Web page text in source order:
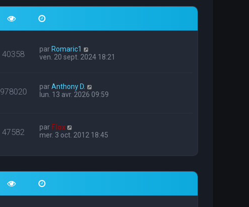
40358 par Romaric1
ven. 20 sept. 2024 18:21
978020 parAnthony D.
lun. 13 avr. 2026 09:59
47582 par Flox
mer. 3 oct. 2012 18:45